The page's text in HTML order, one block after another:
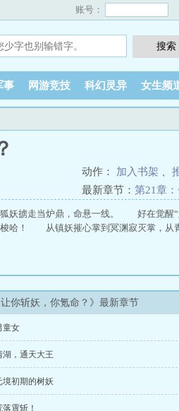
账号：
事 网游竞技 科幻灵异 女生频
动作： 加入书架
最新章节： 第21章：
妖掳走当炉鼎，命悬一线。 好在觉醒“
哈！ 从镇妖摧心掌到冥渊寂灭掌，从
让你斩妖，你氪命？》最新章节
童女
湖，通天大王
境初期的树妖
霄斩！